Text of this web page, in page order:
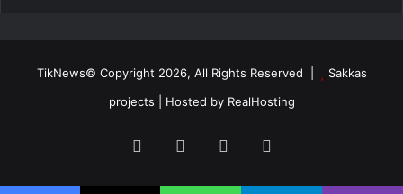
TikNews© Copyright 2026, All Rights Reserved |
Sakkas
projects | Hosted by RealHosting
Facebook YouTube